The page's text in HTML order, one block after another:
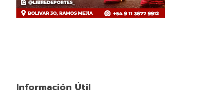
Información Útil